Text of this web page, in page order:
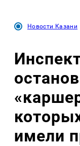
Новости Казани
имели